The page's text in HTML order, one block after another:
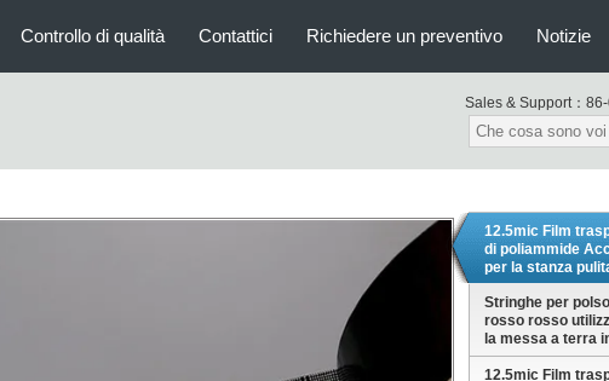
Controllo di qualità Contattici Richiedere un preventivo Notizie
Sales & Support：
12.5mic Film
di poliammide
per la stanza
Resistente alle
temperature
Stringhe per
rosso rosso
la messa a terra
laboratorio
12.5mic Film